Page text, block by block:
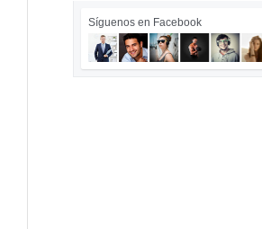
Síguenos en Facebook